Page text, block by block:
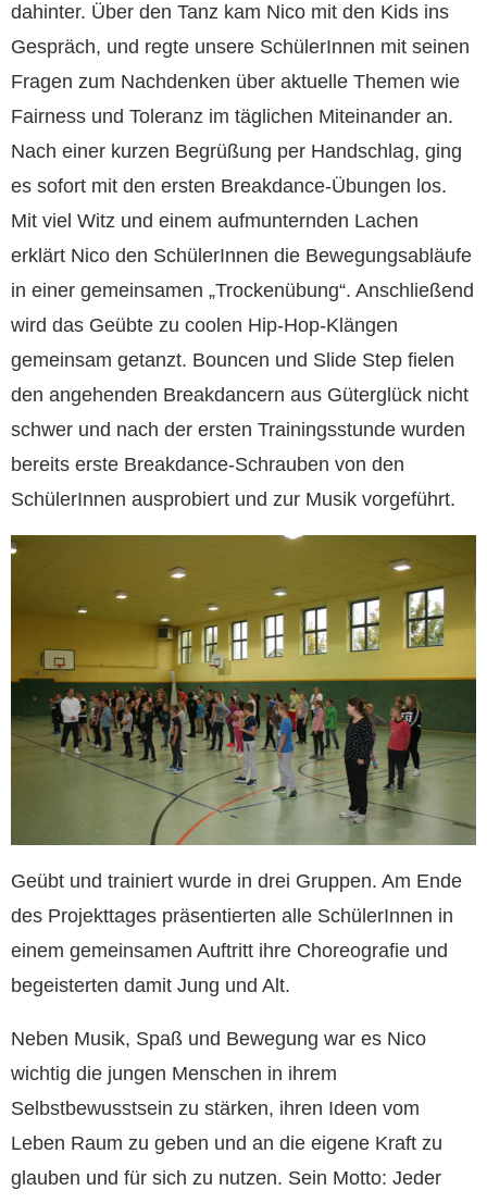
dahinter. Über den Tanz kam Nico mit den Kids ins
Gespräch, und regte unsere SchülerInnen mit seinen
Fragen zum Nachdenken über aktuelle Themen wie
Fairness und Toleranz im täglichen Miteinander an.
Nach einer kurzen Begrüßung per Handschlag, ging
es sofort mit den ersten Breakdance-Übungen los.
Mit viel Witz und einem aufmunternden Lachen
erklärt Nico den SchülerInnen die Bewegungsabläufe
in einer gemeinsamen „Trockenübung“. Anschließend
wird das Geübte zu coolen Hip-Hop-Klängen
gemeinsam getanzt. Bouncen und Slide Step fielen
den angehenden Breakdancern aus Güterglück nicht
schwer und nach der ersten Trainingsstunde wurden
bereits erste Breakdance-Schrauben von den
SchülerInnen ausprobiert und zur Musik vorgeführt.
Geübt und trainiert wurde in drei Gruppen. Am Ende
des Projekttages präsentierten alle SchülerInnen in
einem gemeinsamen Auftritt ihre Choreografie und
begeisterten damit Jung und Alt.
Neben Musik, Spaß und Bewegung war es Nico
wichtig die jungen Menschen in ihrem
Selbstbewusstsein zu stärken, ihren Ideen vom
Leben Raum zu geben und an die eigene Kraft zu
glauben und für sich zu nutzen. Sein Motto: Jeder